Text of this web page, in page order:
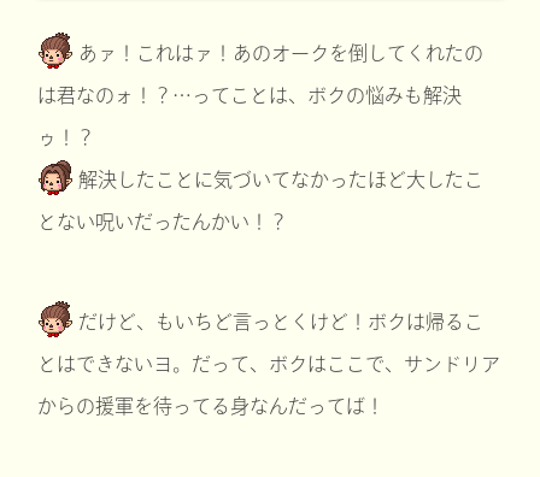
あァ！これはァ！あのオークを倒してくれたの
は君なのォ！？…ってことは、ボクの悩みも解決
ゥ！？
解決したことに気づいてなかったほど大したこ
とない呪いだったんかい！？
だけど、もいちど言っとくけど！ボクは帰るこ
とはできないヨ。だって、ボクはここで、サンドリア
からの援軍を待ってる身なんだってば！